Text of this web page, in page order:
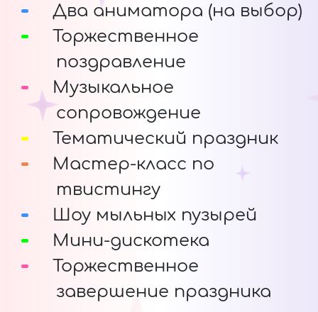
Два аниматора (на выбор)
Торжественное
поздравление
Музыкальное
сопровождение
Тематический праздник
Мастер-класс по
твистингу
Шоу мыльных пузырей
Мини-дискотека
Торжественное
завершение праздника